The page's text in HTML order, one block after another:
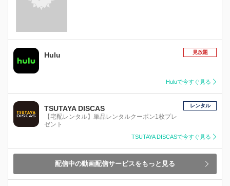
Hulu 見放題
Huluで今すぐ見る
TSUTAYA DISCAS
【宅配レンタル】単品レンタルクーポン1枚プレ
ゼント
レンタル
TSUTAYA DISCASで今すぐ見る
配信中の動画配信サービスをもっと見る